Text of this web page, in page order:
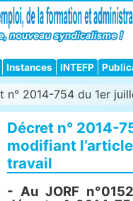
Instances INTEFP
n° 2014-754 du 1er
Décret n° 2014-
modifiant
travail
- Au JORF